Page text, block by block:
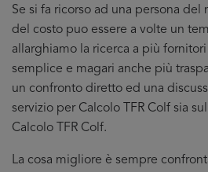
Se si fa ricorso ad una persona del
del costo puo essere a volte un
allarghiamo la ricerca a più
semplice e magari anche più
un confronto diretto ed una
servizio per Calcolo TFR Colf sia
Calcolo TFR Colf.
La cosa migliore è sempre